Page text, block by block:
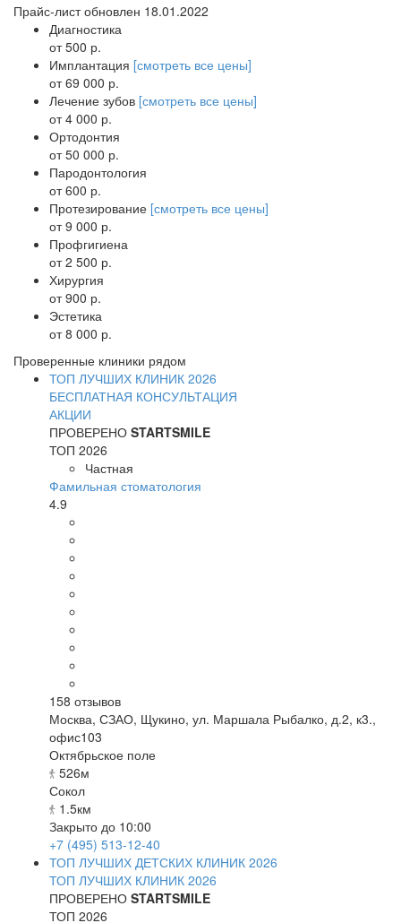
Прайс-лист обновлен 18.01.2022
Диагностика
от 500 р.
Имплантация [смотреть все цены]
от 69 000 р.
Лечение зубов [смотреть все цены]
от 4 000 р.
Ортодонтия
от 50 000 р.
Пародонтология
от 600 р.
Протезирование [смотреть все цены]
от 9 000 р.
Профгигиена
от 2 500 р.
Хирургия
от 900 р.
Эстетика
от 8 000 р.
Проверенные клиники рядом
ТОП ЛУЧШИХ КЛИНИК 2026
БЕСПЛАТНАЯ КОНСУЛЬТАЦИЯ
АКЦИИ
ПРОВЕРЕНО STARTSMILE
ТОП 2026
Частная
Фамильная стоматология
4.9
158 отзывов
Москва, СЗАО, Щукино, ул. Маршала Рыбалко, д.2, к3.,
офис103
Октябрьское поле
526м
Сокол
1.5км
Закрыто до 10:00
+7 (495) 513-12-40
ТОП ЛУЧШИХ ДЕТСКИХ КЛИНИК 2026
ТОП ЛУЧШИХ КЛИНИК 2026
ПРОВЕРЕНО STARTSMILE
ТОП 2026